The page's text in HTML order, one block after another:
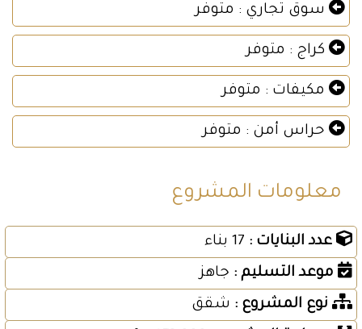
سوق تجاري : متوفر
كراج : متوفر
مكيفات : متوفر
حراس أمن : متوفر
معلومات المشروع
عدد البنايات :
موعد التسليم : جاهز
نوع المشروع : شقق